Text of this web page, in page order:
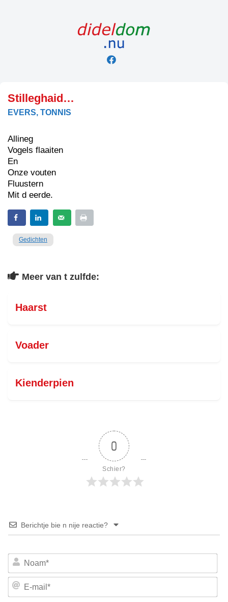
Stilleghaid…
EVERS, TONNIS
Allineg
Vogels flaaiten
En
Onze vouten
Fluustern
Mit d eerde.
Gedichten
Meer van t zulfde:
Haarst
Voader
Kienderpien
0
Schier?
Berichtje bie n nije reactie?
E-